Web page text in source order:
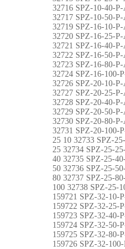
32716 SPZ-10-40-
32717 SPZ-10-50-
32719 SPZ-16-10-
32720 SPZ-16-25-
32721 SPZ-16-40-
32722 SPZ-16-50-
32723 SPZ-16-80-
32724 SPZ-16-100-
32726 SPZ-20-10-
32727 SPZ-20-25-
32728 SPZ-20-40-
32729 SPZ-20-50-
32730 SPZ-20-80-
32731 SPZ-20-100-
25 10 32733 SPZ-
25 32734 SPZ-25-
40 32735 SPZ-25-
50 32736 SPZ-25-
80 32737 SPZ-25-
100 32738 SPZ-25-
159721 SPZ-32-10-
159722 SPZ-32-25-
159723 SPZ-32-40-
159724 SPZ-32-50-
159725 SPZ-32-80-
159726 SPZ-32-